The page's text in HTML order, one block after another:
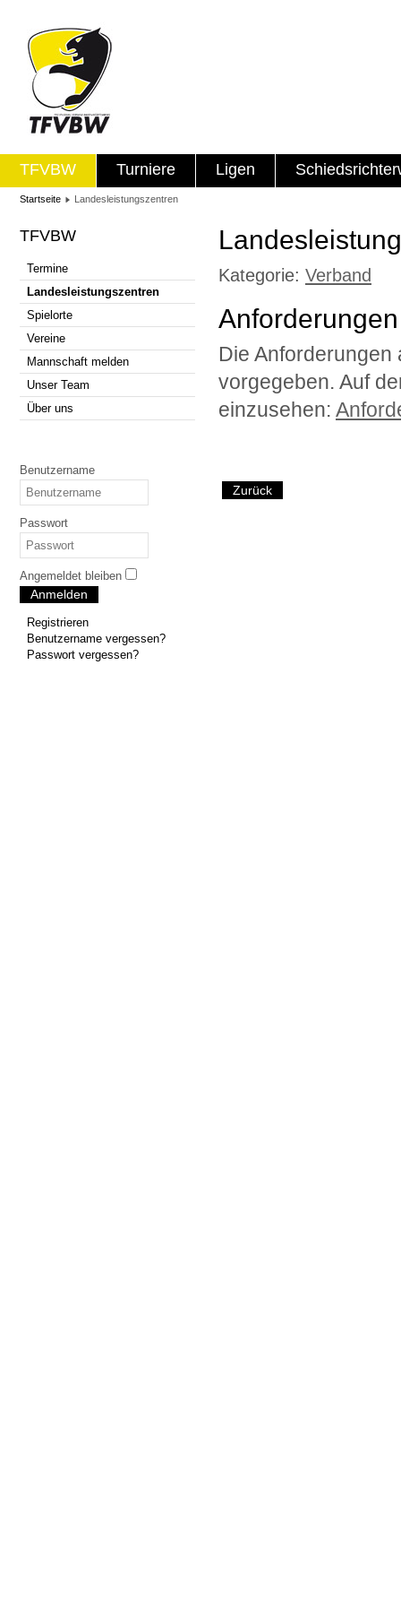
TFVBW Turniere Ligen
Startseite Landesleistungszentren
TFVBW
Termine
Landesleistungszentren
Spielorte
Vereine
Mannschaft melden
Unser Team
Über uns
Benutzername
Passwort
Angemeldet bleiben
Anmelden
Registrieren
Benutzername vergessen?
Passwort vergessen?
Kategorie: Verband
Die
vorgegeben. Auf
einzusehen:
Zurück